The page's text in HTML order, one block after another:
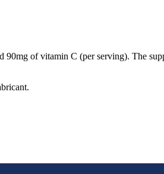
of vitamin C (per serving). The